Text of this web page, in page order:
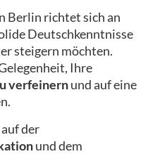
Berlin richtet sich an
Deutschkenntnisse
steigern möchten.
Ihre
verfeinernund auf eine
der
und dem